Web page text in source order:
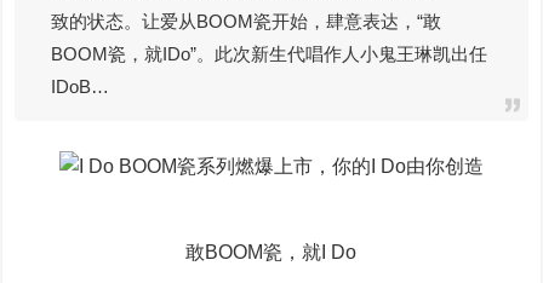
致的状态。让爱从BOOM瓷开始，肆意表达，“敢
BOOM瓷，就IDo”。此次新生代唱作人小鬼王琳凯出任
IDoB…
敢BOOM瓷，就I Do